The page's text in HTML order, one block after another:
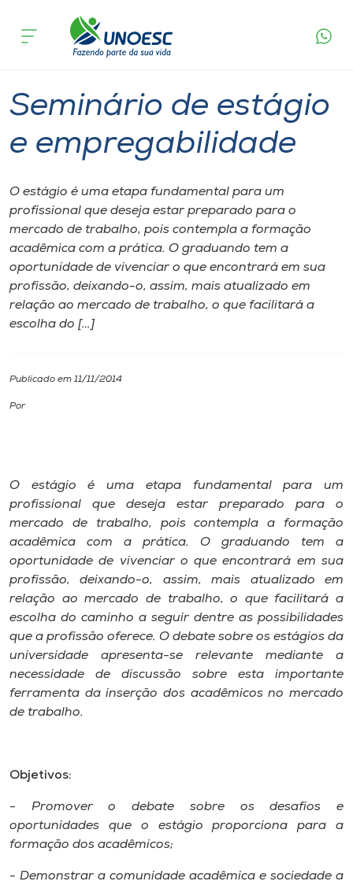
Cursos
Portal de Ensino
A
Unoesc
Cultura
CPA
Biblioteca
Editora
Museu
Store
acontece
Seminário de estágio
e empregabilidade
O estágio é uma etapa fundamental para um
profissional que deseja estar preparado para o
mercado de trabalho, pois contempla a formação
acadêmica com a prática. O graduando tem a
oportunidade de vivenciar o que encontrará em sua
profissão, deixando-o, assim, mais atualizado em
relação ao mercado de trabalho, o que facilitará a
escolha do […]
Publicado em 11/11/2014
Por
O estágio é uma etapa fundamental para um
profissional que deseja estar preparado para o
mercado de trabalho, pois contempla a formação
acadêmica com a prática. O graduando tem a
oportunidade de vivenciar o que encontrará em sua
profissão, deixando-o, assim, mais atualizado em
relação ao mercado de trabalho, o que facilitará a
escolha do caminho a seguir dentre as possibilidades
que a profissão oferece. O debate sobre os estágios da
universidade apresenta-se relevante mediante a
necessidade de discussão sobre esta importante
ferramenta da inserção dos acadêmicos no mercado
de trabalho.
Objetivos:
- Promover o debate sobre os desafios e
oportunidades que o estágio proporciona para a
formação dos acadêmicos;
- Demonstrar a comunidade acadêmica e sociedade a